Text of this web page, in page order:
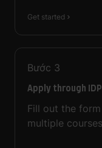
Get started
Bước 3
Apply through
Fill out the
multiple